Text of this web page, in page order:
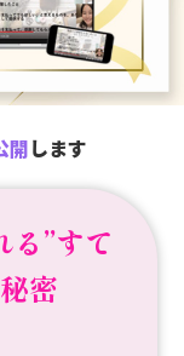
開します
る”すて
密